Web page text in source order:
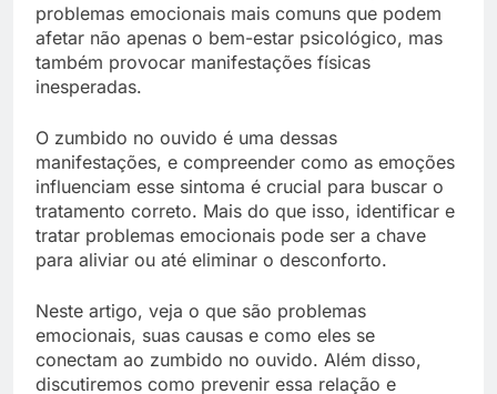
problemas emocionais mais comuns que podem
afetar não apenas o bem-estar psicológico, mas
também provocar manifestações físicas
inesperadas.
O zumbido no ouvido é uma dessas
manifestações, e compreender como as emoções
influenciam esse sintoma é crucial para buscar o
tratamento correto. Mais do que isso, identificar e
tratar problemas emocionais pode ser a chave
para aliviar ou até eliminar o desconforto.
Neste artigo, veja o que são problemas
emocionais, suas causas e como eles se
conectam ao zumbido no ouvido. Além disso,
discutiremos como prevenir essa relação e